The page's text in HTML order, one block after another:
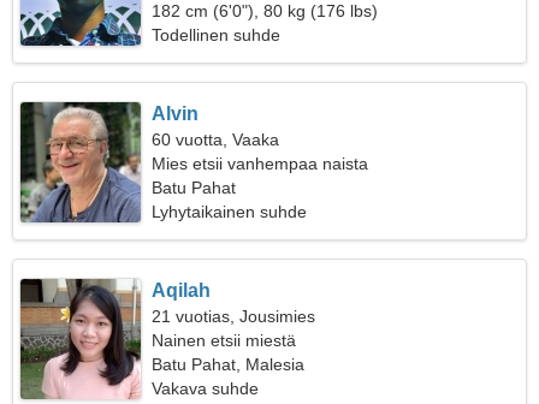
182 cm (6'0"), 80 kg (176 lbs)
Todellinen suhde
Alvin
60 vuotta, Vaaka
Mies etsii vanhempaa naista
Batu Pahat
Lyhytaikainen suhde
Aqilah
21 vuotias, Jousimies
Nainen etsii miestä
Batu Pahat, Malesia
Vakava suhde